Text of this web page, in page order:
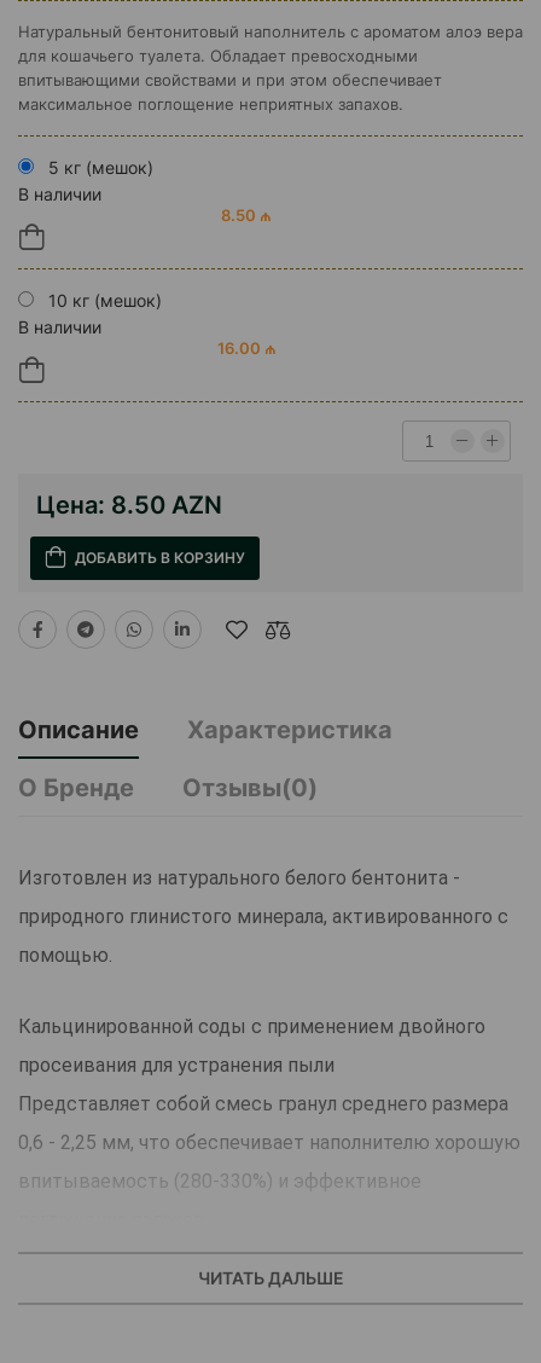
Натуральный бентонитовый наполнитель с ароматом алоэ вера
для кошачьего туалета. Обладает превосходными
впитывающими свойствами и при этом обеспечивает
максимальное поглощение неприятных запахов.
5 кг (мешок)
В наличии
8.50 ₼
10 кг (мешок)
В наличии
16.00 ₼
Цена: 8.50 AZN
ДОБАВИТЬ В КОРЗИНУ
Описание
Характеристика
О Бренде
Отзывы(0)
Изготовлен из натурального белого бентонита -
природного глинистого минерала, активированного с
помощью.
Кальцинированной соды с применением двойного
просеивания для устранения пыли
Представляет собой смесь гранул среднего размера
0,6 - 2,25 мм, что обеспечивает наполнителю хорошую
впитываемость (280-330%) и эффективное
Быстро комкуется, абсорбирует влагу и образует
крепкие, не рассыпающиеся комочки
ЧИТАТЬ ДАЛЬШЕ